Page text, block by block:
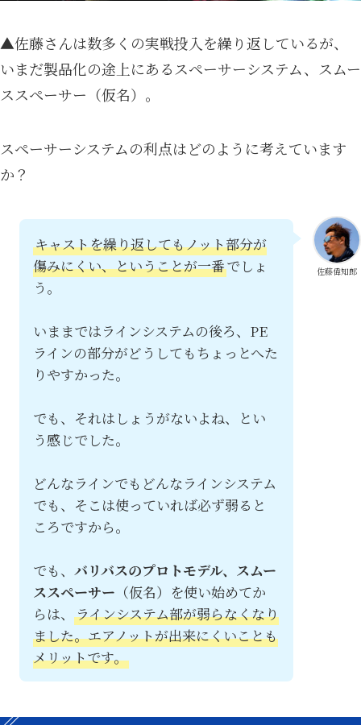
▲佐藤さんは数多くの実戦投入を繰り返しているが、
いまだ製品化の途上にあるスペーサーシステム、スムー
ススペーサー（仮名）。
スペーサーシステムの利点はどのように考えています
か？
佐藤偉知郎
キャストを繰り返してもノット部分が
傷みにくい、ということが一番でしょ
う。
いままではラインシステムの後ろ、PE
ラインの部分がどうしてもちょっとへた
りやすかった。
でも、それはしょうがないよね、とい
う感じでした。
どんなラインでもどんなラインシステム
でも、そこは使っていれば必ず弱ると
ころですから。
でも、バリバスのプロトモデル、スムー
ススペーサー （仮名）を使い始めてか
らは、ラインシステム部が弱らなくなり
ました。エアノットが出来にくいことも
メリットです。